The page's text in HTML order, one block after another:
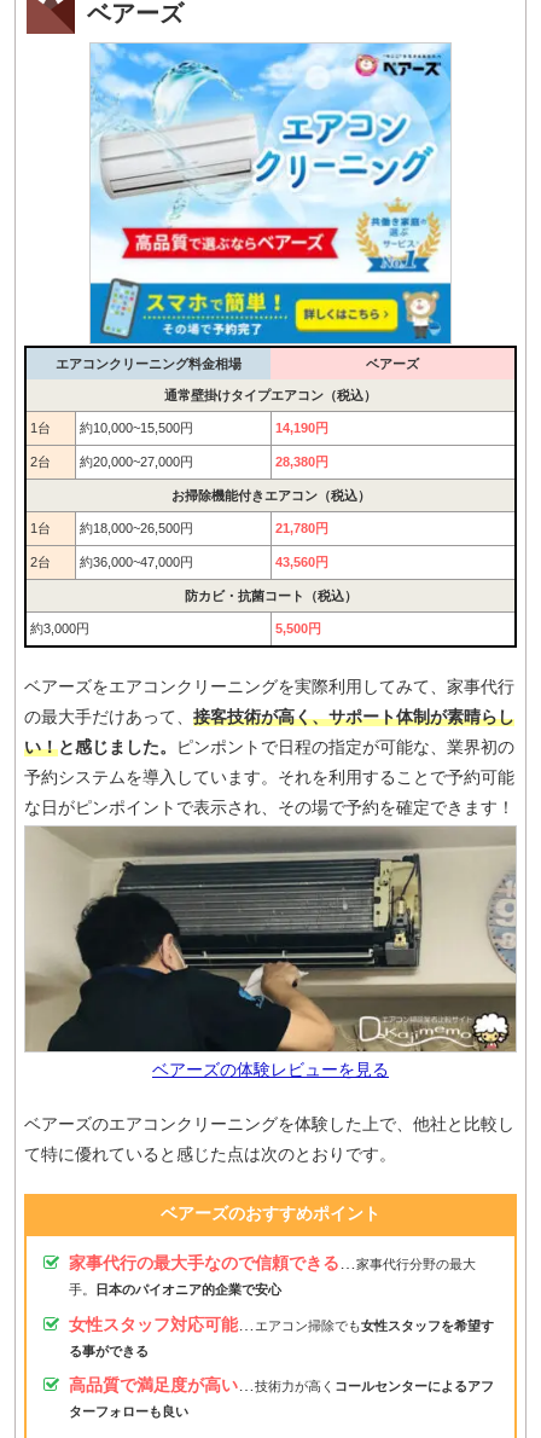
ベアーズ
エアコンクリーニング料金相場 ベアーズ
通常壁掛けタイプエアコン（税込）
1台 約10,000~15,500円 14,190円
2台 約20,000~27,000円 28,380円
お掃除機能付きエアコン（税込）
1台 約18,000~26,500円 21,780円
2台 約36,000~47,000円 43,560円
防カビ・抗菌コート（税込）
約3,000円 5,500円
ベアーズをエアコンクリーニングを実際利用してみて、家事代行
の最大手だけあって、 接客技術が高く、サポート体制が素晴らし
い！と感じました。
ピンポントで日程の指定が可能な、業界初の
予約システムを導入しています。それを利用することで予約可能
な日がピンポイントで表示され、その場で予約を確定できます！
ベアーズの体験レビューを見る
ベアーズのエアコンクリーニングを体験した上で、他社と比較し
て特に優れていると感じた点は次のとおりです。
ベアーズのおすすめポイント
家事代行の最大手なので信頼できる…家事代行分野の最大
手。
日本のパイオニア的企業で安心
女性スタッフ対応可能… エアコン掃除でも女性スタッフを希望す
る事ができる
高品質で満足度が高い…技術力が高く コールセンターによるアフ
ターフォローも良い